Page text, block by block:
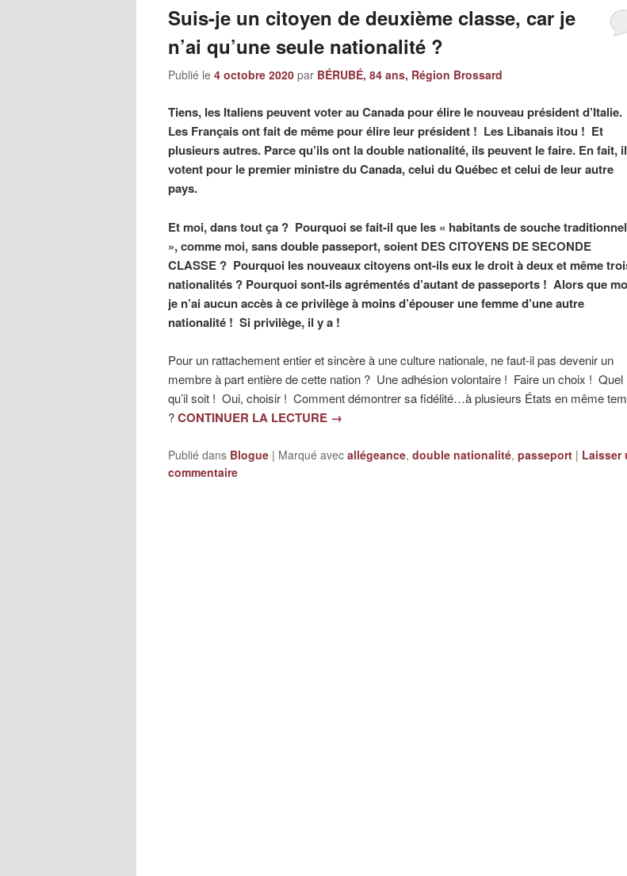
Suis-je un citoyen de deuxième classe, car je
n’ai qu’une seule nationalité ?
Publié le 4 octobre 2020 par BÉRUBÉ, 84 ans, Région Brossard
Tiens, les Italiens peuvent voter au Canada pour élire le nouveau président d’Italie.
Les Français ont fait de même pour élire leur président ! Les Libanais itou ! Et
plusieurs autres. Parce qu’ils ont la double nationalité, ils peuvent le faire. En fait,
votent pour le premier ministre du Canada, celui du Québec et celui de leur autre
pays.
Et moi, dans tout ça ? Pourquoi se fait-il que les « habitants de souche
», comme moi, sans double passeport, soient DES CITOYENS DE SECONDE
CLASSE ? Pourquoi les nouveaux citoyens ont-ils eux le droit à deux et même
nationalités ? Pourquoi sont-ils agrémentés d’autant de passeports ! Alors que
je n’ai aucun accès à ce privilège à moins d’épouser une femme d’une autre
nationalité ! Si privilège, il y a !
Pour un rattachement entier et sincère à une culture nationale, ne faut-il pas devenir un
membre à part entière de cette nation ? Une adhésion volontaire ! Faire un choix ! Quel
qu’il soit ! Oui, choisir ! Comment démontrer sa fidélité…à plusieurs États en même
?CONTINUER LA LECTURE →
Publié dans Blogue | Marqué avec allégeance, double nationalité, passeport | Laisser
commentaire